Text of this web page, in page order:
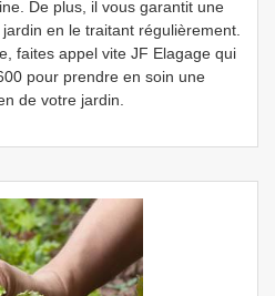
De plus, il vous garantit une
en le traitant régulièrement.
faites appel vite JF Elagage qui
pour prendre en soin une
de votre jardin.